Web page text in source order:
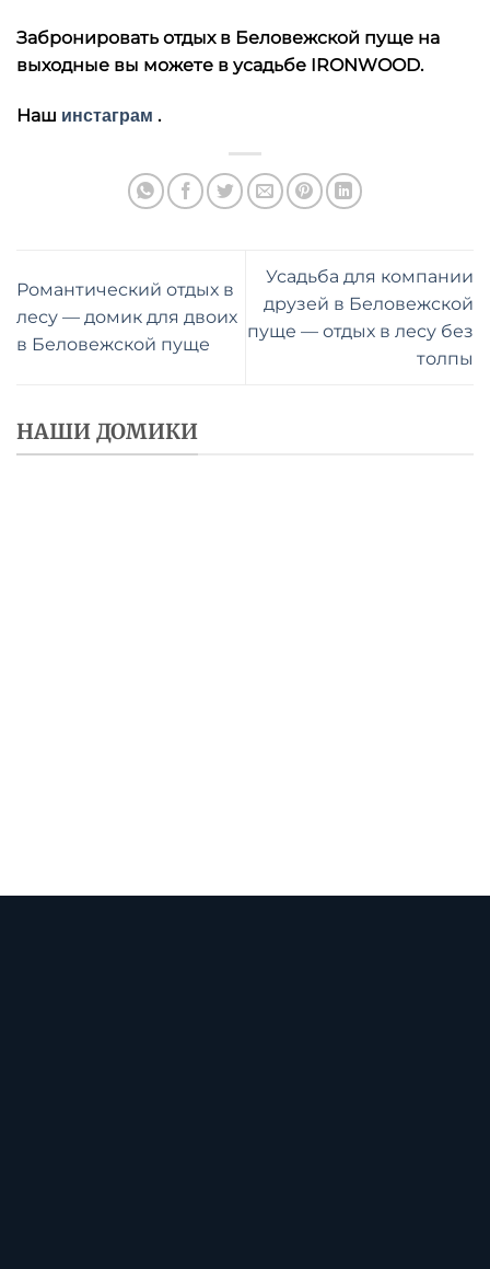
Забронировать отдых в Беловежской пуще на
выходные вы можете в усадьбе IRONWOOD.
Наш инстаграм .
Романтический отдых в
лесу — домик для двоих
в Беловежской пуще
Усадьба для компании
друзей в Беловежской
пуще — отдых в лесу без
толпы
НАШИ ДОМИКИ